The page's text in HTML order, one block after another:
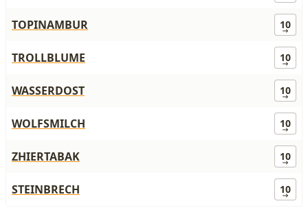
TOPINAMBUR 10
TROLLBLUME 10
WASSERDOST 10
WOLFSMILCH 10
ZHIERTABAK 10
STEINBRECH 10